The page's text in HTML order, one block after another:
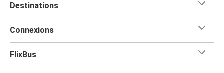
Destinations
Connexions
FlixBus